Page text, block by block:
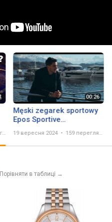
Męski zegarek sportowy
Epos Sportive
19 вересня 2024 159 переглядів
Порівняти в таблиці →